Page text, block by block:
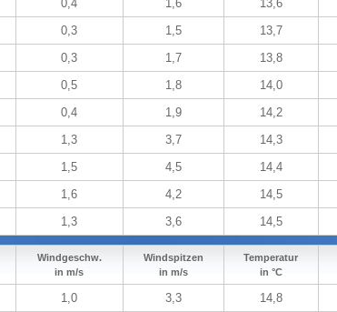
0,4 1,6 13,6
0,3 1,5 13,7
0,3 1,7 13,8
0,5 1,8 14,0
0,4 1,9 14,2
1,3 3,7 14,3
1,5 4,5 14,4
1,6 4,2 14,5
1,3 3,6 14,5
Windgeschw.
in m/s
Windspitzen
in m/s
Temperatur
in °C
1,0 3,3 14,8